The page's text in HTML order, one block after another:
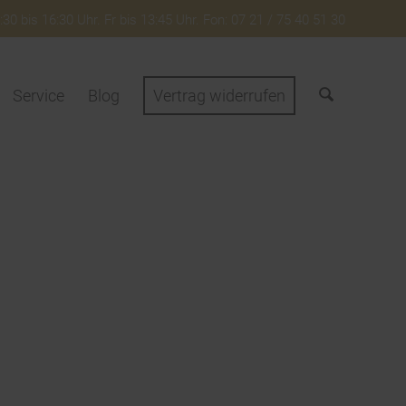
bis 16:30 Uhr. Fr bis 13:45 Uhr. Fon: 07 21 / 75 40 51 30
Service Blog Vertrag widerrufen